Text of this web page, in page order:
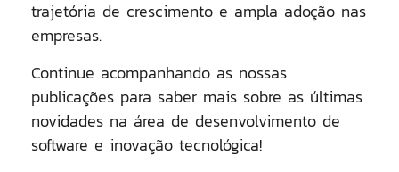
trajetória de crescimento e ampla adoção nas
empresas.
Continue acompanhando as nossas
publicações para saber mais sobre as últimas
novidades na área de desenvolvimento de
software e inovação tecnológica!